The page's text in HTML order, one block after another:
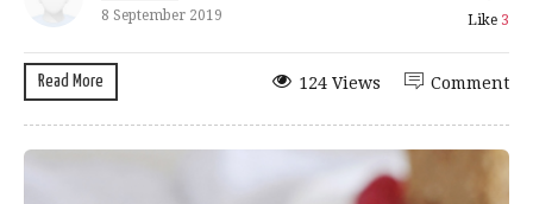
8 September 2019 Like 3
Read More Comment
124 Views